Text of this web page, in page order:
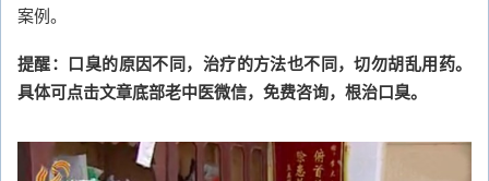
案例。
提醒：口臭的原因不同，治疗的方法也不同，切勿胡乱用药。
具体可点击文章底部老中医微信，免费咨询，根治口臭。